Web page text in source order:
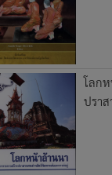
โลก
ปรา